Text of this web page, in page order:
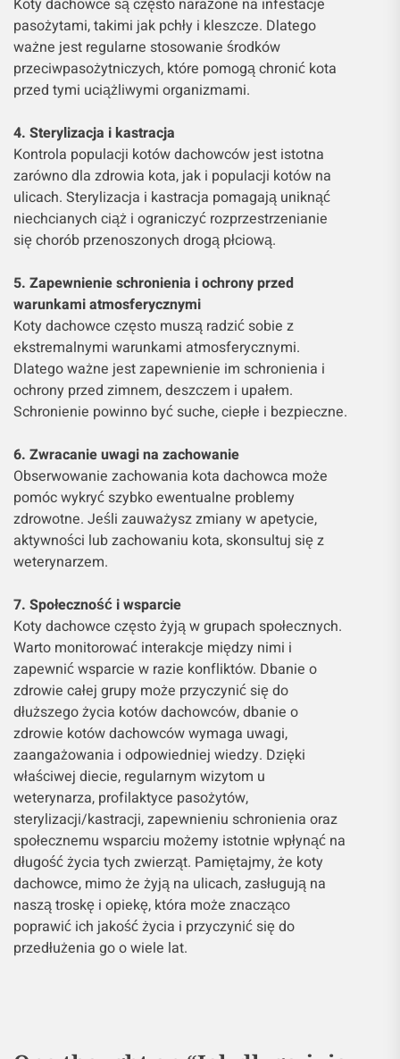
Koty dachowce są często narażone na infestacje
pasożytami, takimi jak pchły i kleszcze. Dlatego
ważne jest regularne stosowanie środków
przeciwpasożytniczych, które pomogą chronić kota
przed tymi uciążliwymi organizmami.
4. Sterylizacja i kastracja
Kontrola populacji kotów dachowców jest istotna
zarówno dla zdrowia kota, jak i populacji kotów na
ulicach. Sterylizacja i kastracja pomagają uniknąć
niechcianych ciąż i ograniczyć rozprzestrzenianie
się chorób przenoszonych drogą płciową.
5. Zapewnienie schronienia i ochrony przed
warunkami atmosferycznymi
Koty dachowce często muszą radzić sobie z
ekstremalnymi warunkami atmosferycznymi.
Dlatego ważne jest zapewnienie im schronienia i
ochrony przed zimnem, deszczem i upałem.
Schronienie powinno być suche, ciepłe i bezpieczne.
6. Zwracanie uwagi na zachowanie
Obserwowanie zachowania kota dachowca może
pomóc wykryć szybko ewentualne problemy
zdrowotne. Jeśli zauważysz zmiany w apetycie,
aktywności lub zachowaniu kota, skonsultuj się z
weterynarzem.
7. Społeczność i wsparcie
Koty dachowce często żyją w grupach społecznych.
Warto monitorować interakcje między nimi i
zapewnić wsparcie w razie konfliktów. Dbanie o
zdrowie całej grupy może przyczynić się do
dłuższego życia kotów dachowców, dbanie o
zdrowie kotów dachowców wymaga uwagi,
zaangażowania i odpowiedniej wiedzy. Dzięki
właściwej diecie, regularnym wizytom u
weterynarza, profilaktyce pasożytów,
sterylizacji/kastracji, zapewnieniu schronienia oraz
społecznemu wsparciu możemy istotnie wpłynąć na
długość życia tych zwierząt. Pamiętajmy, że koty
dachowce, mimo że żyją na ulicach, zasługują na
naszą troskę i opiekę, która może znacząco
poprawić ich jakość życia i przyczynić się do
przedłużenia go o wiele lat.